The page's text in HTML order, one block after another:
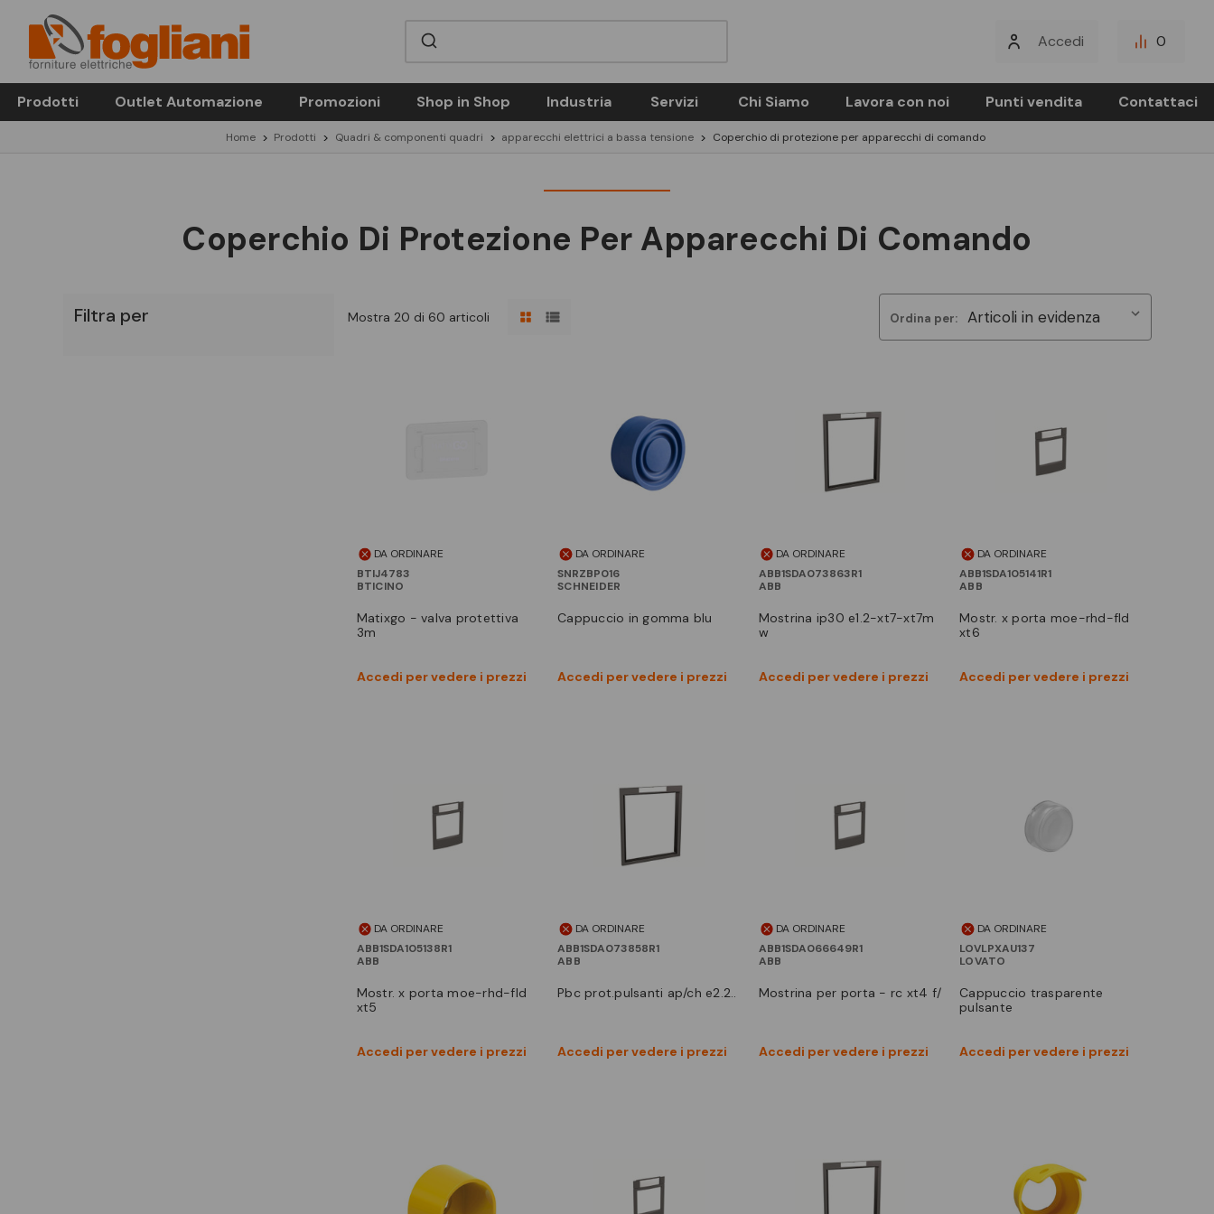
Accedi 0
Prodotti Outlet Automazione Promozioni Shop in Shop Industria Servizi Chi Siamo Lavora con noi Punti vendita Contattaci
Home Prodotti Quadri & componenti quadri apparecchi elettrici a bassa tensione Coperchio di protezione per apparecchi di comando
Coperchio Di Protezione Per Apparecchi Di Comando
Filtra per Mostra 20 di 60 articoli Ordina per:
DA ORDINARE
BTIJ4783
BTICINO
matixgo - valva protettiva
3m
Accedi per vedere i prezzi
Confronta
DA ORDINARE
SNRZBP016
SCHNEIDER
cappuccio in gomma blu
Accedi per vedere i prezzi
Confronta
DA ORDINARE
ABB1SDA073863R1
ABB
mostrina ip30 e1.2-xt7-xt7m
w
Accedi per vedere i prezzi
Confronta
DA ORDINARE
ABB1SDA105141R1
ABB
mostr. x porta moe-rhd-fld
xt6
Accedi per vedere i prezzi
Confronta
DA ORDINARE
ABB1SDA105138R1
ABB
mostr. x porta moe-rhd-fld
xt5
Accedi per vedere i prezzi
Confronta
DA ORDINARE
ABB1SDA073858R1
ABB
pbc prot.pulsanti ap/ch e2.2..
Accedi per vedere i prezzi
Confronta
DA ORDINARE
ABB1SDA066649R1
ABB
mostrina per porta - rc xt4 f/
Accedi per vedere i prezzi
Confronta
DA ORDINARE
LOVLPXAU137
LOVATO
cappuccio trasparente
pulsante
Accedi per vedere i prezzi
Vedi prodotto
Confronta